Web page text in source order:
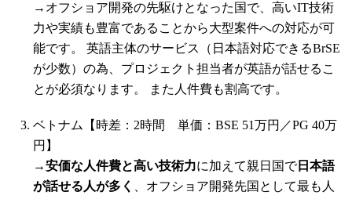
→オフショア開発の先駆けとなった国で、高いIT技術
力や実績も豊富であることから大型案件への対応が可
能です。 英語主体のサービス（日本語対応できるBrSE
が少数）の為、プロジェクト担当者が英語が話せるこ
とが必須なります。 また人件費も割高です。
ベトナム【時差：2時間 単価：BSE 51万円／PG 40万
円】
→安価な人件費と高い技術力に加えて親日国で日本語
が話せる人が多く
、オフショア開発先国として最も人